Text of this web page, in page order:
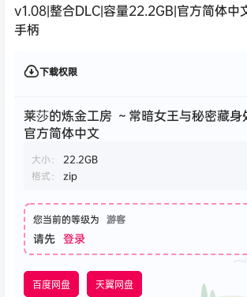
v1.08|整合DLC|容量22.2GB|官方简体中
手柄
下载权限
莱莎的炼金工房 ～常暗女王与秘密藏身
官方简体中文
大小：
22.2GB
格式：
zip
您当前的等级为 游客
请先 登录
百度网盘 天翼网盘